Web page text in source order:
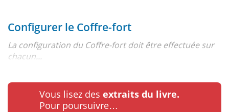
Configurer le Coffre-fort
La configuration du Coffre-fort doit être effectuée sur
chacun...
Vous lisez des extraits du livre.
Pour poursuivre…